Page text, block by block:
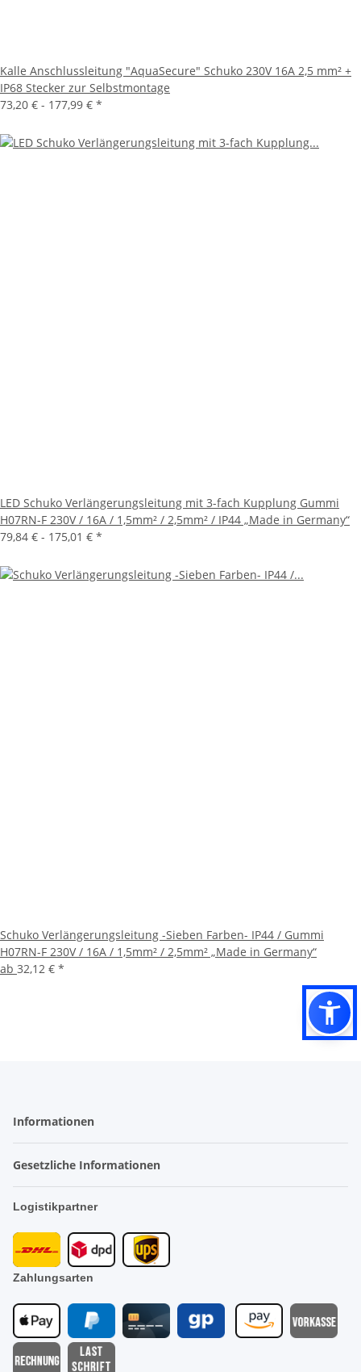
Kalle Anschlussleitung "AquaSecure" Schuko 230V 16A 2,5 mm² +
IP68 Stecker zur Selbstmontage
73,20 € - 177,99 € *
LED Schuko Verlängerungsleitung mit 3-fach Kupplung Gummi
H07RN-F 230V / 16A / 1,5mm² / 2,5mm² / IP44 „Made in Germany“
79,84 € - 175,01 € *
Schuko Verlängerungsleitung -Sieben Farben- IP44 / Gummi
H07RN-F 230V / 16A / 1,5mm² / 2,5mm² „Made in Germany“
ab 32,12 € *
Informationen
Gesetzliche Informationen
Logistikpartner
Zahlungsarten